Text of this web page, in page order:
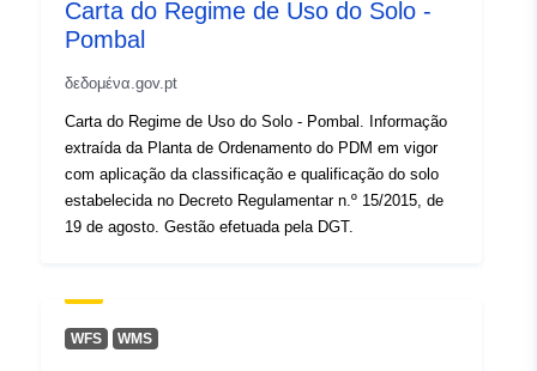
Carta do Regime de Uso do Solo -
Pombal
δεδομένα.gov.pt
Carta do Regime de Uso do Solo - Pombal. Informação
extraída da Planta de Ordenamento do PDM em vigor
com aplicação da classificação e qualificação do solo
estabelecida no Decreto Regulamentar n.º 15/2015, de
19 de agosto. Gestão efetuada pela DGT.
WFS WMS